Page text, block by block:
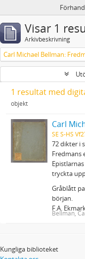
Visar 1
Arkivbeskrivning
1 resultat med
objekt
SE S-HS
72 dikter i
Fredmans
tryckta
Gråblått
början.
F.A.
Bellman,
Kungliga biblioteket